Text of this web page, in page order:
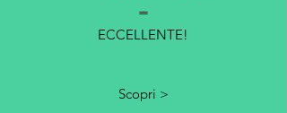
=
ECCELLENTE!
Scopri >